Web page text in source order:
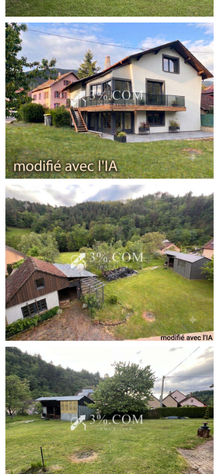
- Disponibilités : Du lundi au vendredi (8h30 - 18h00) et
le samedi (8h30 - 12h00).
Agence Immobilière du Centre-Alsace (AICE-immo)
S.A.S Réseau national à honoraires réduits 3%.COM du
Centre-Alsace.
Siège social : Lièpvre Agence (vitrine) : 1 allée Georges
Charpak, 67600 Sélestat.
RCS de Colmar 881 229 173
Les informations sur les risques auxquels ce bien est
exposé sont disponibles sur le site
www.georisques.gouv.f
Prix : 198 000 EUR (Honoraires d'agence inclus)
- Annonce rédigée et publiée par un Agent Mandataire -